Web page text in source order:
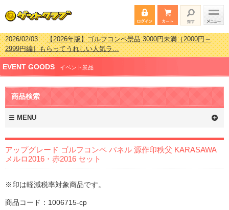
2026/02/03【2026年版】ゴルフコンペ景品 3000円未満［2000円～
2999円編］もらってうれしい人気ラ…
2026/07/15【2026年版】ビンゴゲーム景品おすすめ金額別人気ランキ
ング 更新しました！
2026/04/03【2026年版】ゴルフコンペ景品 3000円未満［2000円～
2999円編］もらってうれしい人気ラ…
2026/02/16
新しました！
EVENT GOODS イベント景品
商品検索
MENU
アップグレード ゴルフコンペ パネル 源作印秩父 KARASAWA
メルロ2016・赤2016 セット
※印は軽減税率対象商品です。
商品コード：1006715-cp